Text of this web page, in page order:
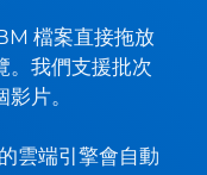
檔案直接拖放
。我們支援批次
片。
雲端引擎會自動